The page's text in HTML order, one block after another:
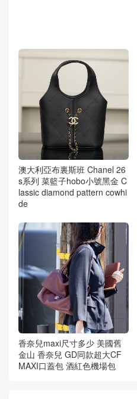
澳大利亞布裏斯班 Chanel 26
s系列 菜籃子hobo小號黑金 C
lassic diamond pattern cowhi
de
香奈兒maxi尺寸多少 美國舊
金山 香奈兒 GD同款超大CF
MAXI口蓋包 酒紅色機場包